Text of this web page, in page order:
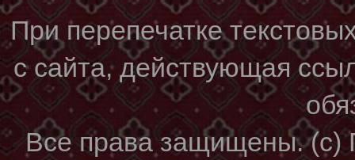
При перепечатке
с сайта, действующая
Все права защищены. (с)